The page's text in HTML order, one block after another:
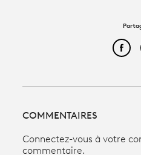
COMMENTAIRES
Connectez-vous à votre
commentaire.